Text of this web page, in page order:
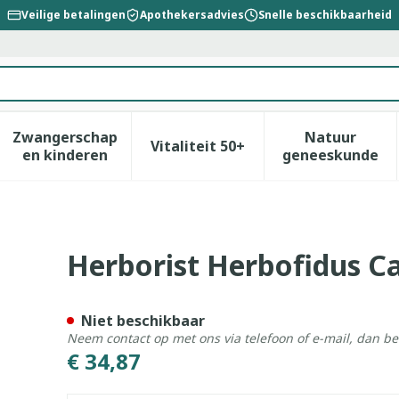
Veilige betalingen Apothekersadvies Snelle beschikbaarheid
verzorging en hygiëne categorie
voor Dieet, voeding en vitamines categorie
Zwangerschap
en kinderenToon submenu voor Zwangerschap en
Vitaliteit 50+Toon submenu voor
Natuur
geneeskunde
Toon
Herborist Herbofidus
€ 34,87
Niet beschikbaar
Neem contact op met ons via telefoon of e-mail, dan